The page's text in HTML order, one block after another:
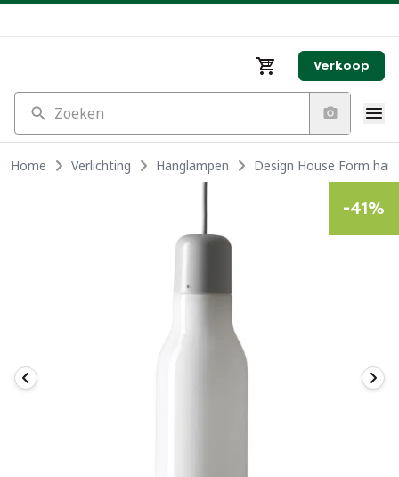
Verkoop
Zoeken
Home Verlichting Hanglampen Design House Form
-41%